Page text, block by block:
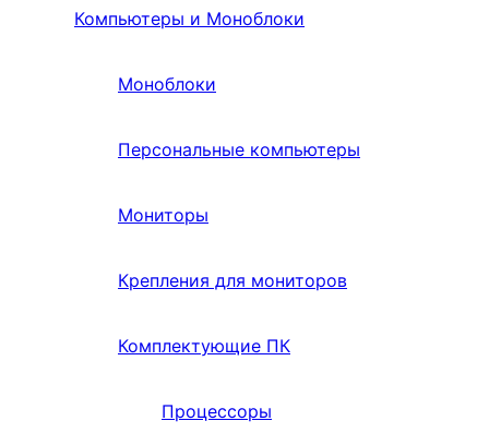
Компьютеры и Моноблоки
Моноблоки
Персональные компьютеры
Мониторы
Крепления для мониторов
Комплектующие ПК
Процессоры